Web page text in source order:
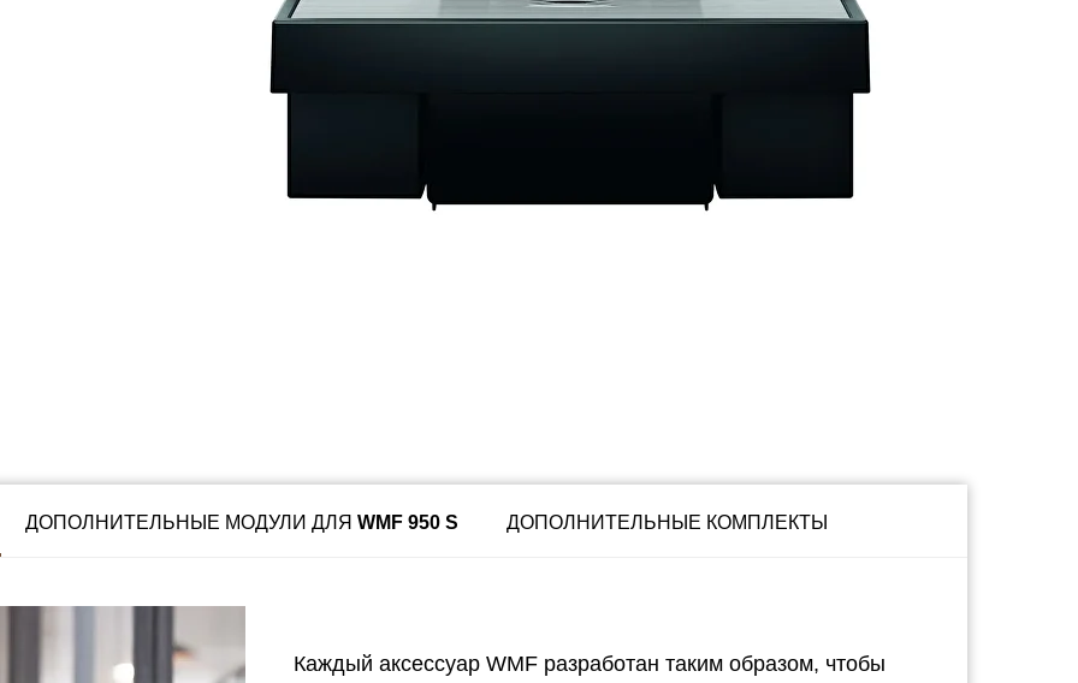
ДОПОЛНИТЕЛЬНЫЕ МОДУЛИ ДЛЯ WMF 950 S ДОПОЛНИТЕЛЬНЫЕ КОМПЛЕКТЫ
Каждый аксессуар WMF разработан таким образом, чтобы